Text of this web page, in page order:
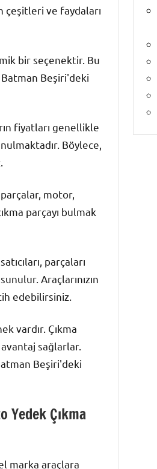
çeşitleri ve faydaları
bir seçenektir. Bu
Beşiri'deki
fiyatları genellikle
Böylece,
motor,
parçayı bulmak
parçaları
Araçlarınızın
edebilirsiniz.
vardır. Çıkma
sağlarlar.
Beşiri'deki
Yedek Çıkma
marka araçlara